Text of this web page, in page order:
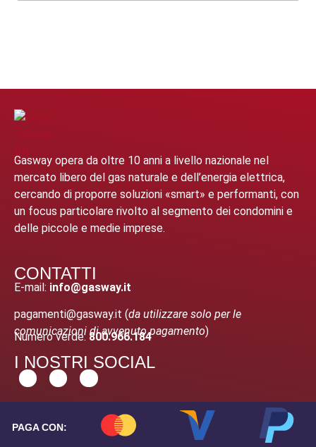
Gasway opera da oltre 10 anni a livello nazionale nel
mercato libero del gas naturale e dell’energia elettrica,
cercando di proporre soluzioni «smart» e performanti, con
un focus particolare rivolto al segmento dei condomini e
delle piccole e medie imprese.
CONTATTI
E-mail: info@gasway.it
pagamenti@gasway.it (da utilizzare solo per le
comunicazioni di avvenuto pagamento)
Numero verde: 800.966.184
I NOSTRI SOCIAL
PAGA CON: